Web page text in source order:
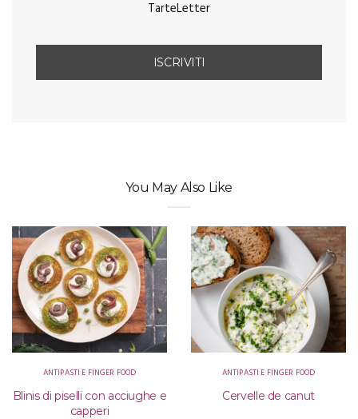
TarteLetter
You May Also Like
ANTIPASTI E FINGER FOOD
Blinis di piselli con acciughe e
capperi
ANTIPASTI E FINGER FOOD
Cervelle de canut